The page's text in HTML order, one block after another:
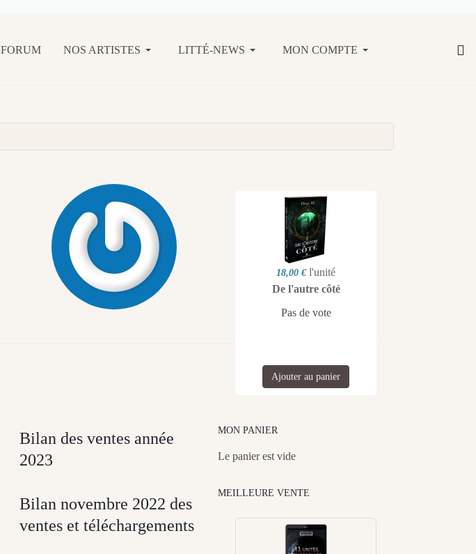
FORUM NOS ARTISTES LITTÉ-NEWS MON COMPTE
Bilan des ventes année
2023
Bilan novembre 2022 des
ventes et téléchargements
18,00 € l'unité
De l'autre côté
Pas de vote
Ajouter au panier
MON PANIER
Le panier est vide
MEILLEURE VENTE